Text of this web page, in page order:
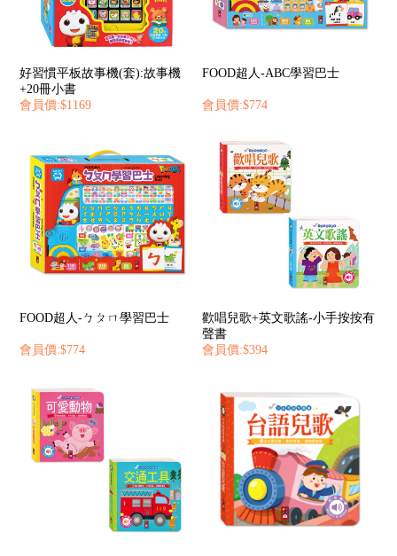
好習慣平板故事機(套):故事機
+20冊小書
會員價:$1169
FOOD超人-ABC學習巴士
會員價:$774
FOOD超人-ㄅㄆㄇ學習巴士
會員價:$774
歡唱兒歌+英文歌謠-小手按按有
聲書
會員價:$394